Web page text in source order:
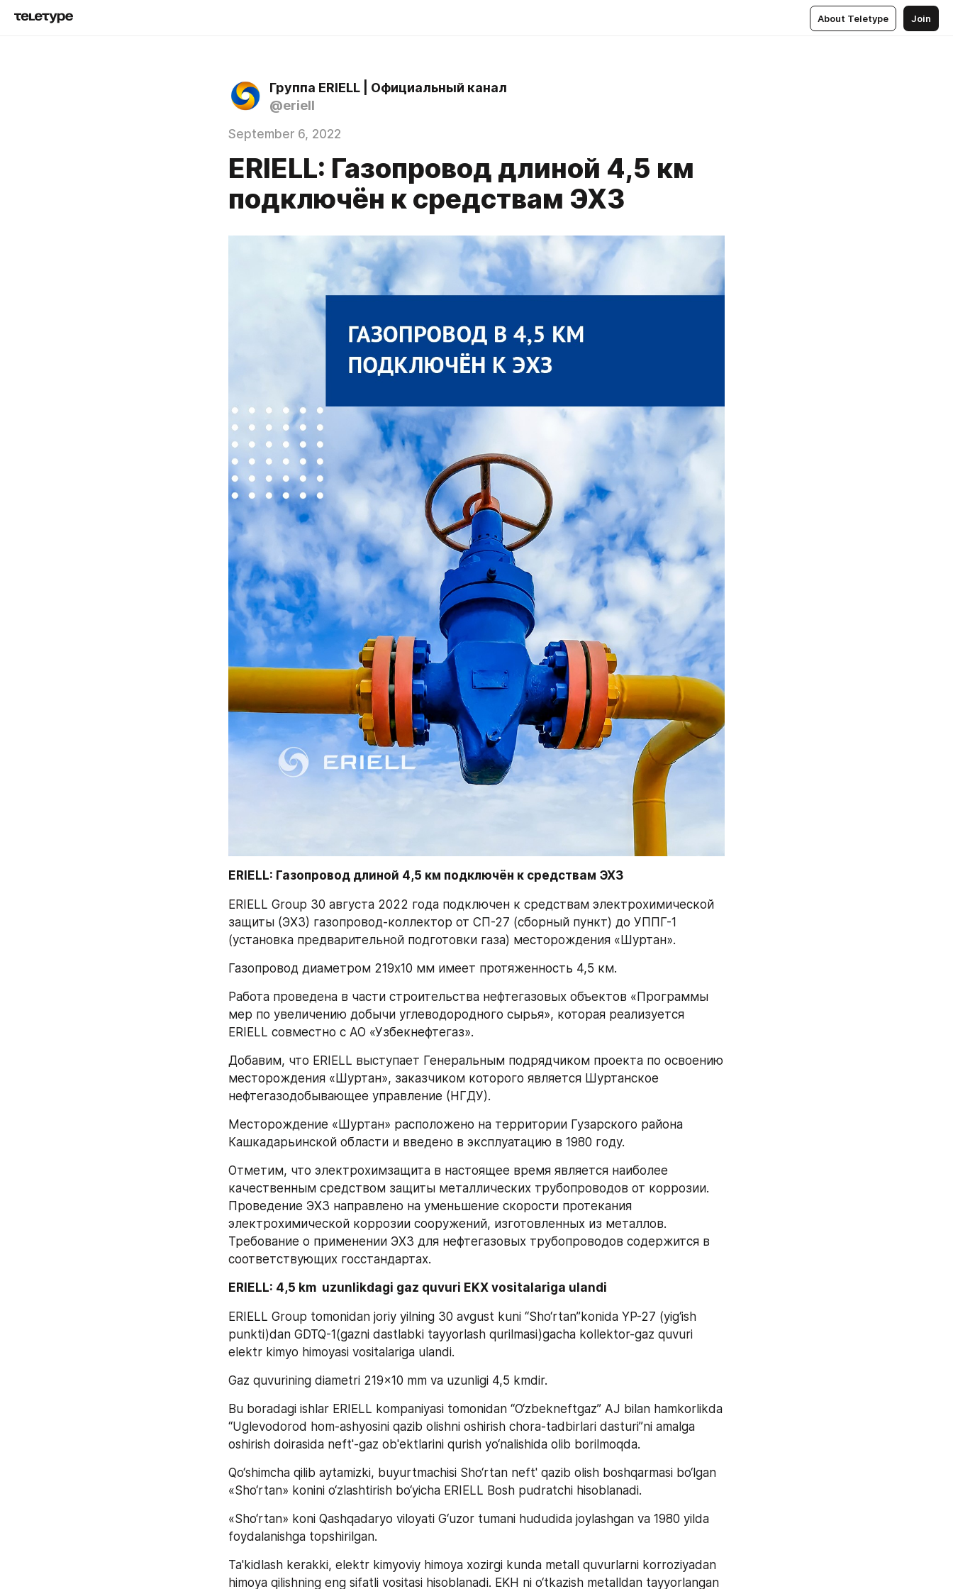
About Teletype Join
Группа ERIELL | Официальный канал
@eriell
September 6, 2022
ERIELL: Газопровод длиной 4,5 км
подключён к средствам ЭХЗ
ERIELL: Газопровод длиной 4,5 км подключён к средствам ЭХЗ
ERIELL Group 30 августа 2022 года подключен к средствам электрохимической
защиты (ЭХЗ) газопровод-коллектор от СП-27 (сборный пункт) до УППГ-1
(установка предварительной подготовки газа) месторождения «Шуртан».
Газопровод диаметром 219х10 мм имеет протяженность 4,5 км.
Работа проведена в части строительства нефтегазовых объектов «Программы
мер по увеличению добычи углеводородного сырья», которая реализуется
ERIELL совместно с АО «Узбекнефтегаз».
Добавим, что ERIELL выступает Генеральным подрядчиком проекта по освоению
месторождения «Шуртан», заказчиком которого является Шуртанское
нефтегазодобывающее управление (НГДУ).
Месторождение «Шуртан» расположено на территории Гузарского района
Кашкадарьинской области и введено в эксплуатацию в 1980 году.
Отметим, что электрохимзащита в настоящее время является наиболее
качественным средством защиты металлических трубопроводов от коррозии.
Проведение ЭХЗ направлено на уменьшение скорости протекания
электрохимической коррозии сооружений, изготовленных из металлов.
Требование о применении ЭХЗ для нефтегазовых трубопроводов содержится в
соответствующих госстандартах.
ERIELL: 4,5 km  uzunlikdagi gaz quvuri EKX vositalariga ulandi
ERIELL Group tomonidan joriy yilning 30 avgust kuni “Sho‘rtan”konida YP-27 (yig‘ish
punkti)dan GDTQ-1(gazni dastlabki tayyorlash qurilmasi)gacha kollektor-gaz quvuri
elektr kimyo himoyasi vositalariga ulandi.
Gaz quvurining diametri 219x10 mm va uzunligi 4,5 kmdir.
Bu boradagi ishlar ERIELL kompaniyasi tomonidan “O‘zbekneftgaz” AJ bilan hamkorlikda
“Uglevodorod hom-ashyosini qazib olishni oshirish chora-tadbirlari dasturi”ni amalga
oshirish doirasida neft'-gaz ob'ektlarini qurish yo‘nalishida olib borilmoqda.
Qo‘shimcha qilib aytamizki, buyurtmachisi Sho‘rtan neft' qazib olish boshqarmasi bo‘lgan
«Sho‘rtan» konini o‘zlashtirish bo‘yicha ERIELL Bosh pudratchi hisoblanadi.
«Sho‘rtan» koni Qashqadaryo viloyati G‘uzor tumani hududida joylashgan va 1980 yilda
foydalanishga topshirilgan.
Ta'kidlash kerakki, elektr kimyoviy himoya xozirgi kunda metall quvurlarni korroziyadan
himoya qilishning eng sifatli vositasi hisoblanadi. EKH ni o‘tkazish metalldan tayyorlangan